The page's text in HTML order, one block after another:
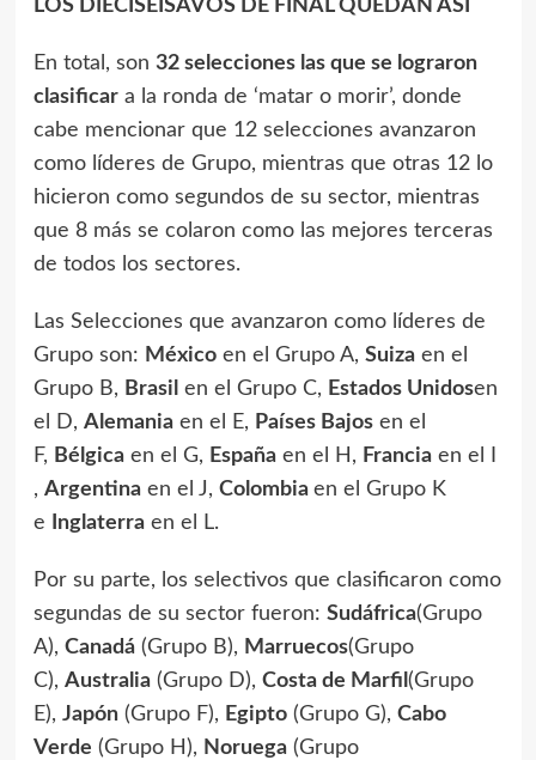
LOS DIECISEISAVOS DE FINAL QUEDAN ASÍ
En total, son 32 selecciones las que se lograron
clasificara la ronda de ‘matar o morir’, donde
cabe mencionar que 12 selecciones avanzaron
como líderes de Grupo, mientras que otras 12 lo
hicieron como segundos de su sector, mientras
que 8 más se colaron como las mejores terceras
de todos los sectores.
Las Selecciones que avanzaron como líderes de
Grupo son: Méxicoen el Grupo A, Suizaen el
Grupo B, Brasil en el Grupo C, Estados Unidosen
el D, Alemaniaen el E, Países Bajosen el
F, Bélgicaen el G, Españaen el H, Franciaen el I
, Argentinaen el J, Colombia en el Grupo K
e
Inglaterraen el L.
Por su parte, los selectivos que clasificaron como
segundas de su sector fueron: Sudáfrica(Grupo
A), Canadá(Grupo B), Marruecos(Grupo
C), Australia(Grupo D), Costa de Marfil (Grupo
E), Japón(Grupo F), Egipto(Grupo G), Cabo
Verde (Grupo H), Noruega(Grupo